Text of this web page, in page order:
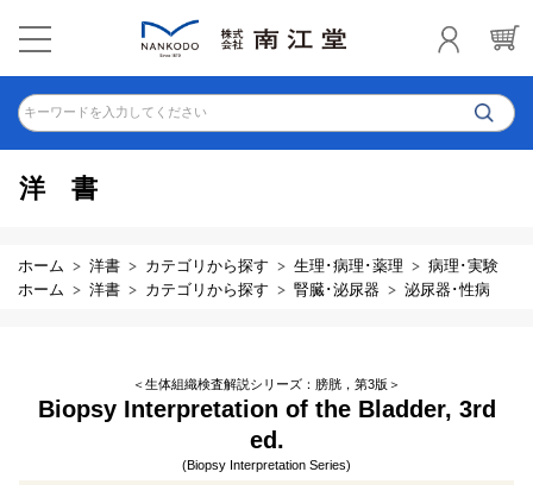
キーワードを入力してください
洋書
ホーム 洋書 カテゴリから探す 生理･病理･薬理
病理･実験
ホーム
洋書 カテゴリから探す 腎臓･泌尿器 泌尿器･性病
＜生体組織検査解説シリーズ：膀胱，第3版＞
Biopsy Interpretation of the Bladder, 3rd
ed.
(Biopsy Interpretation Series)